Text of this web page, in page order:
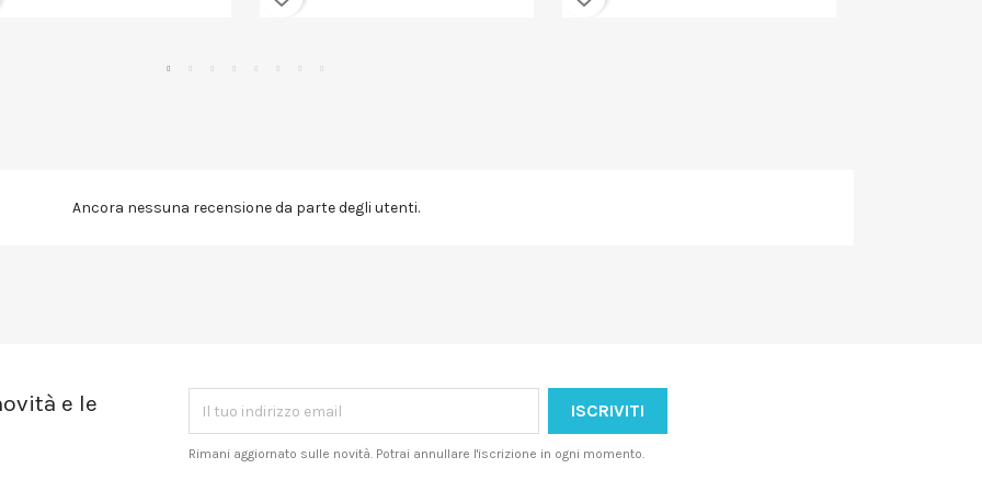
Ancora nessuna recensione da parte degli utenti.
e le
Rimani aggiornato sulle novità. Potrai annullare l'iscrizione in ogni momento.